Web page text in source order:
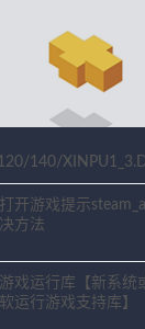
140/
打开游戏提示
决方法
游戏运行库【新系统
软运行游戏支持库】